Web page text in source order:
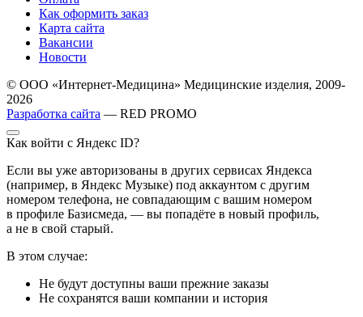
Как оформить заказ
Карта сайта
Вакансии
Новости
© ООО «Интернет-Медицина» Медицинские изделия, 2009-
2026
Разработка сайта — RED PROMO
Как войти с Яндекс ID?
Если вы уже авторизованы в других сервисах Яндекса
(например, в Яндекс Музыке) под аккаунтом с другим
номером телефона, не совпадающим с вашим номером
в профиле Базисмеда, — вы попадёте в новый профиль,
а не в свой старый.
В этом случае:
Не будут доступны ваши прежние заказы
Не сохранятся ваши компании и история